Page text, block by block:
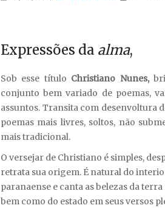
Expressões da alma,
Sob esse título Christiano Nunes,
conjunto bem variado de poemas,
assuntos. Transita com desenvoltura
poemas mais livres, soltos, não
mais tradicional.
O versejar de Christiano é simples,
retrata sua origem. É natural do
paranaense e canta as belezas da terra
bem como do estado em seus versos